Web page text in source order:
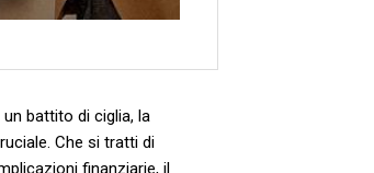
battito di ⁢ciglia, la
Che si tratti di
finanziarie, il